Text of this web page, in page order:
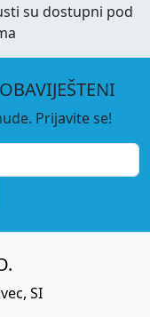
su dostupni pod
Prijavite se!
SI